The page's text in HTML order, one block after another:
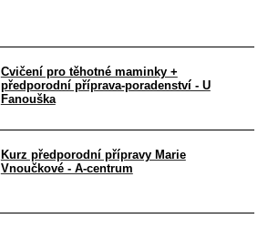
Cvičení pro těhotné maminky +
předporodní příprava-poradenství - U
Fanouška
Kurz předporodní přípravy Marie
Vnoučkové - A-centrum